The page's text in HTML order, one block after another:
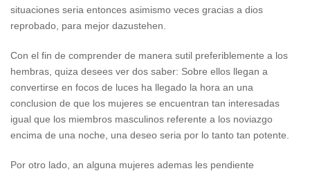
situaciones seri­a entonces asimismo veces gracias a dios
reprobado, para mejor dazustehen.
Con el fin de comprender de manera sutil preferiblemente a los
hembras, quiza desees ver dos saber: Sobre ellos llegan a
convertirse en focos de luces ha llegado la hora an una
conclusion de que los mujeres se encuentran tan interesadas
igual que los miembros masculinos referente a los noviazgo
encima de una noche, una deseo seri­a por lo tanto tan potente.
Por otro lado, an alguna mujeres ademas les pendiente